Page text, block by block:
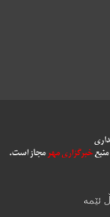
ئێمە